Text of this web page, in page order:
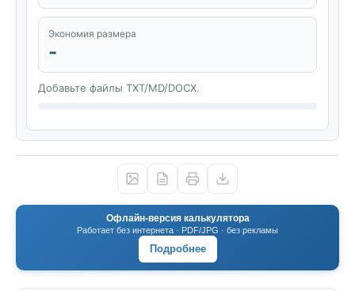
Экономия размера
-
Добавьте файлы TXT/MD/DOCX.
Офлайн-версия калькулятора
Работает без интернета · PDF/JPG · без рекламы
Подробнее